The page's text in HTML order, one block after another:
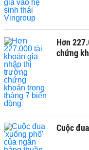
Hơn
chứng
Cuộc